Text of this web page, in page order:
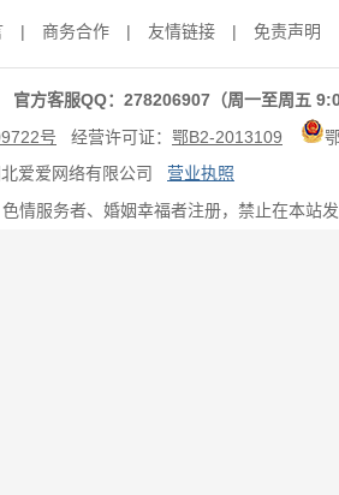
| 商务合作 | 友情链接 | 免责声明
方客服QQ：278206907（周一至周五
号 经营许可证： 鄂B2-2013109
爱爱网络有限公司 营业执照
情服务者、婚姻幸福者注册，禁止在本站